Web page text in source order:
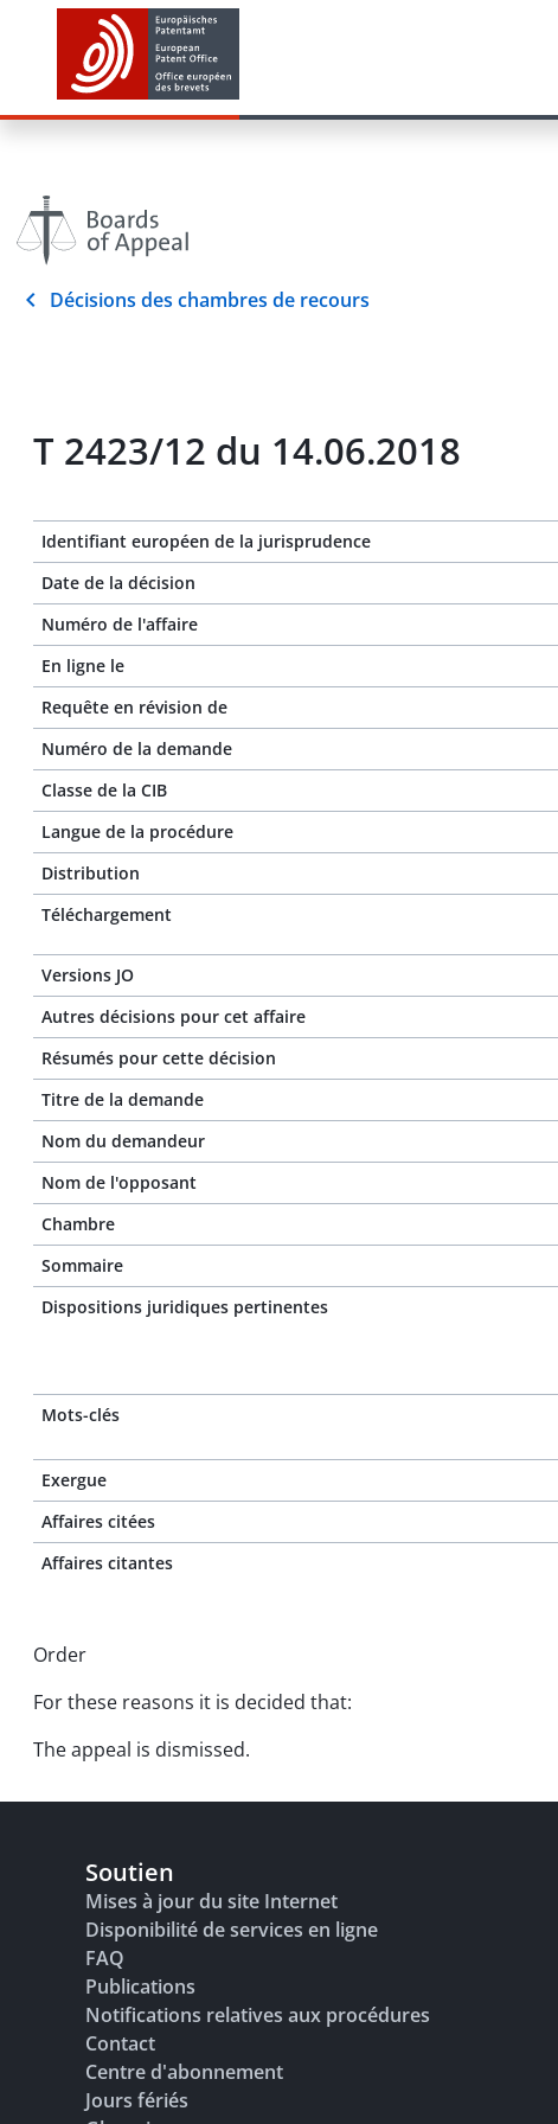
Décisions des chambres de recours
T 2423/12 du 14.06.2018
Identifiant européen de la jurisprudence
Date de la décision
Numéro de l'affaire
En ligne le
Requête en révision de
Numéro de la demande
Classe de la CIB
Langue de la procédure
Distribution
Téléchargement
Versions JO
Autres décisions pour cet affaire
Résumés pour cette décision
Titre de la demande
Nom du demandeur
Nom de l'opposant
Chambre
Sommaire
Dispositions juridiques pertinentes
Mots-clés
Exergue
Affaires citées
Affaires citantes
Order
For these reasons it is decided that:
The appeal is dismissed.
Soutien
Mises à jour du site Internet
Disponibilité de services en ligne
FAQ
Publications
Notifications relatives aux procédures
Contact
Centre d'abonnement
Jours fériés